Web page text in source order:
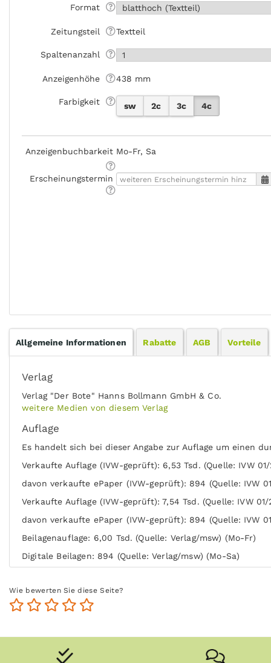
Format
Zeitungsteil Textteil
Spaltenanzahl
Anzeigen­höhe 438 mm
Farbigkeit sw 2c 3c 4c
Anzeigen­buchbarkeit Mo-Fr, Sa
Erscheinungstermin
Allgemeine Informationen Rabatte AGB Vorteile
Verlag
Verlag "Der Bote" Hanns Bollmann GmbH & Co.
weitere Medien von diesem Verlag
Auflage
Es handelt sich bei dieser Angabe zur Auflage um einen
Verkaufte Auflage (IVW-geprüft): 6,53 Tsd. (Quelle: IVW
davon verkaufte ePaper (IVW-geprüft): 894 (Quelle: IVW
Verkaufte Auflage (IVW-geprüft): 7,54 Tsd. (Quelle: IVW 01/
davon verkaufte ePaper (IVW-geprüft): 894 (Quelle: IVW
Beilagenauflage: 6,00 Tsd. (Quelle: Verlag/msw) (Mo-Fr)
Digitale Beilagen: 894 (Quelle: Verlag/msw) (Mo-Sa)
Digitale Beilagen: 893 (Quelle: Verlag/msw) (Sa)
Beilagenauflage: 7,40 Tsd. (Quelle: Verlag/msw) (Sa)
Verkaufte Auflage (IVW-geprüft): 6,32 Tsd. (Quelle: IVW
Wie bewerten Sie diese Seite?